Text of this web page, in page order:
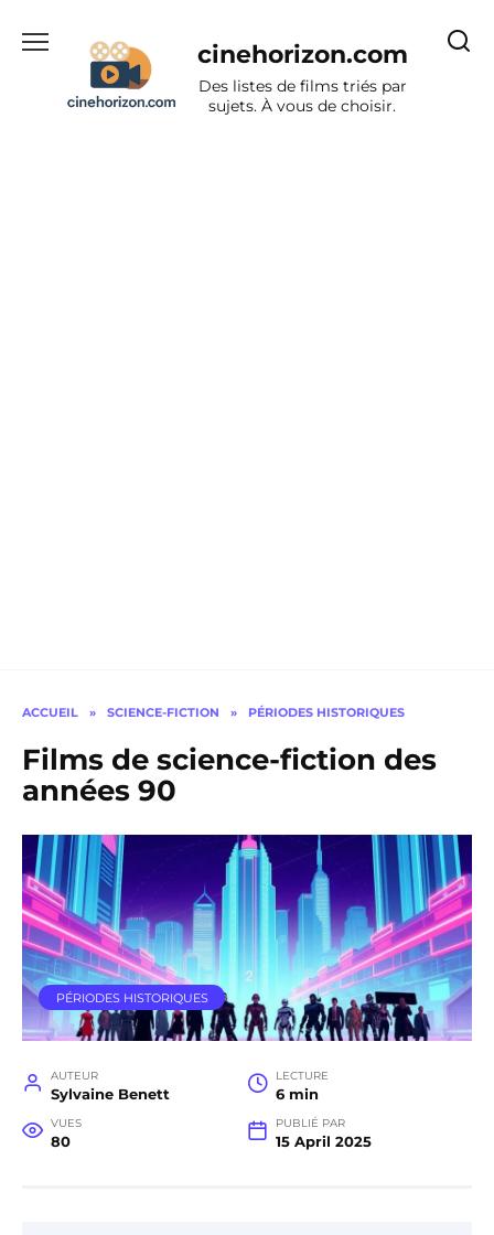
cinehorizon.com
Des listes de films triés par
sujets. À vous de choisir.
ACCUEIL » SCIENCE-FICTION » PÉRIODES HISTORIQUES
Films de science-fiction des
années 90
PÉRIODES HISTORIQUES
AUTEUR
Sylvaine Benett
LECTURE
6 min
VUES
80
PUBLIÉ PAR
15 April 2025